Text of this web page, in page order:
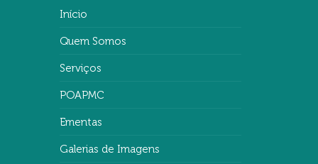
Início
Quem Somos
Serviços
POAPMC
Ementas
Galerias de Imagens